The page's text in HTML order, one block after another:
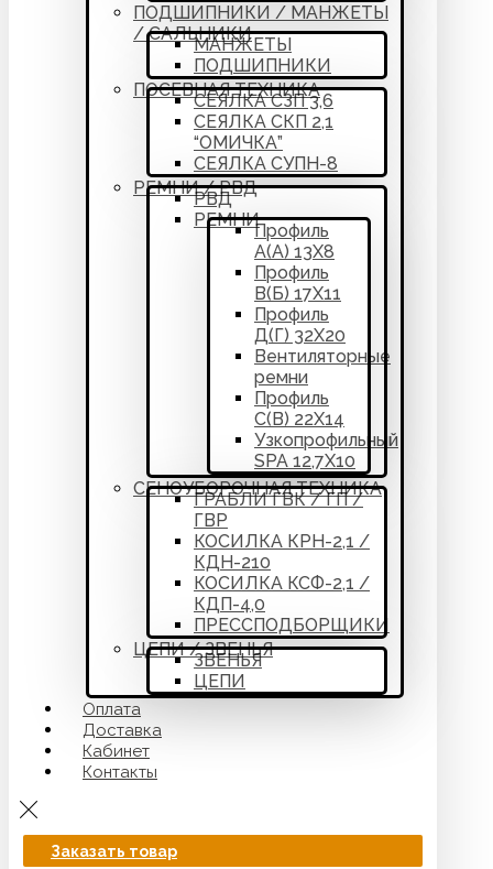
ПОДШИПНИКИ / МАНЖЕТЫ
/ САЛЬНИКИ
МАНЖЕТЫ
ПОДШИПНИКИ
ПОСЕВНАЯ ТЕХНИКА
СЕЯЛКА СЗП 3,6
СЕЯЛКА СКП 2,1
“ОМИЧКА”
СЕЯЛКА СУПН-8
РЕМНИ / РВД
РВД
РЕМНИ
Профиль
А(А) 13Х8
Профиль
В(Б) 17Х11
Профиль
Д(Г) 32Х20
Вентиляторные
ремни
Профиль
С(В) 22Х14
Узкопрофильный
SPA 12,7Х10
СЕНОУБОРОЧНАЯ ТЕХНИКА
ГРАБЛИ ГВК / ГП /
ГВР
КОСИЛКА КРН-2,1 /
КДН-210
КОСИЛКА КСФ-2,1 /
КДП-4,0
ПРЕССПОДБОРЩИКИ
ЦЕПИ / ЗВЕНЬЯ
ЗВЕНЬЯ
ЦЕПИ
Оплата
Доставка
Кабинет
Контакты
Заказать товар